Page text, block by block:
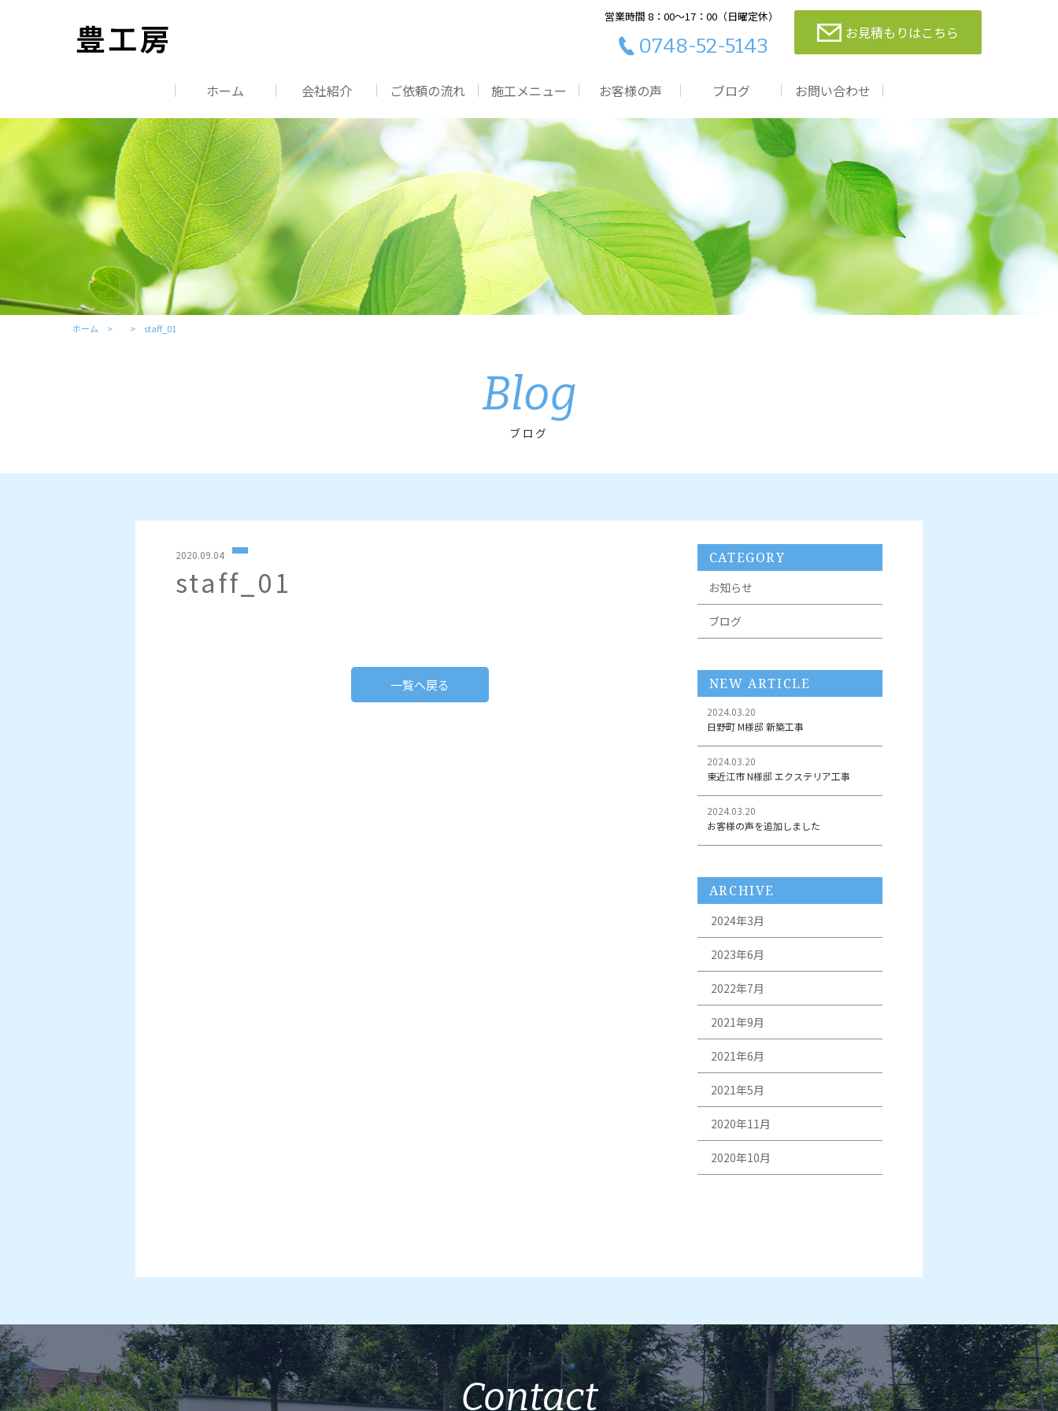
営業時間 8：00～17：00（日曜定休）
0748-52-5143
お見積もりはこちら
ホーム 会社紹介 ご依頼の流れ 施工メニュー お客様の声 ブログ お問い合わせ
ホーム staff_01
Blog
ブログ
2020.09.04
staff_01
一覧へ戻る
CATEGORY
お知らせ
ブログ
NEW ARTICLE
2024.03.20
日野町 M様邸 新築工事
2024.03.20
東近江市 N様邸 エクステリア工事
2024.03.20
お客様の声を追加しました
ARCHIVE
2024年3月
2023年6月
2022年7月
2021年9月
2021年6月
2021年5月
2020年11月
2020年10月
Contact